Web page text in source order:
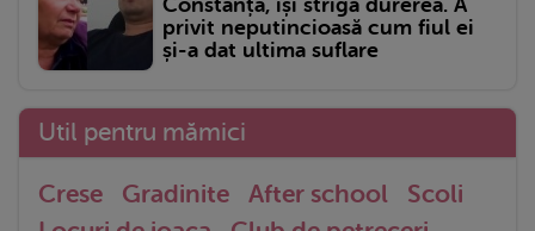
privit neputincioasă cum fiul ei
și-a dat ultima suflare
Util pentru mămici
Crese Gradinite After school
Scoli